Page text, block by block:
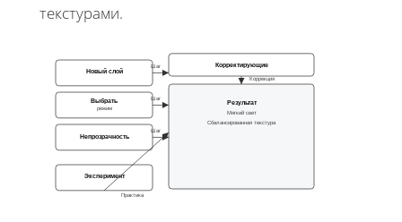
текстурами.
Новый слой
Выбрать
режим
Непрозрачность
Эксперимент
Корректирующие
Результат
Мягкий свет
Сбалансированная текстура
Шаг
Шаг
Шаг
Коррекция
Практика